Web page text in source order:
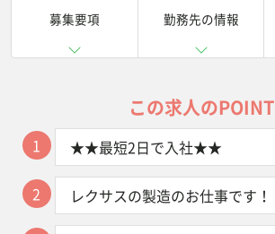
募集要項 勤務先の情報
この求人のPOINT
1 ★★最短2日で入社★★
2 レクサスの製造のお仕事です！